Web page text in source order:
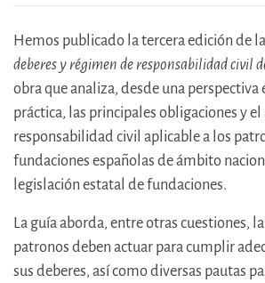
Hemos publicado la tercera edición de la
deberes y régimen de responsabilidad civil
obra que analiza, desde una
práctica, las principales obligaciones y
responsabilidad civil aplicable a los
fundaciones españolas de ámbito
legislación estatal de fundaciones.
La guía aborda, entre otras cuestiones,
patronos deben actuar para cumplir
sus deberes, así como diversas pautas